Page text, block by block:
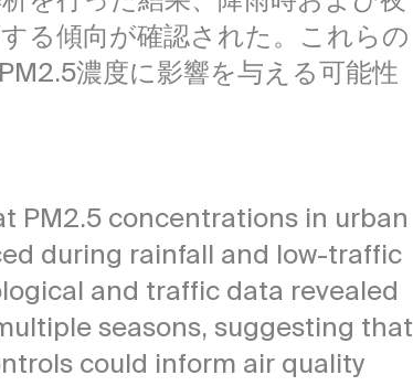
る傾向が確認された。これらの
濃度に影響を与える可能性
PM2.5 concentrations in urban
during rainfall and low-traffic
and traffic data revealed
seasons, suggesting that
could inform air quality